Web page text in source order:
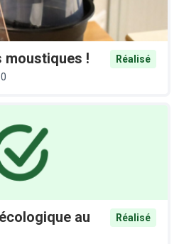
moustiques !
Réalisé
0
au
Réalisé